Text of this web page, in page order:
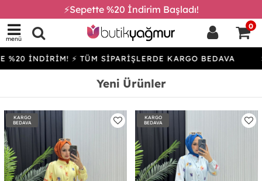
⚡Sepette %20 İndirim Başladı!
menü
0
⚡ TÜM SİPARİŞLERDE KARGO BEDAVA SEPETTE
Yeni Ürünler
KARGO
BEDAVA
KARGO
BEDAVA